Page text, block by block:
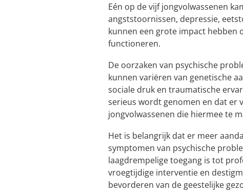
Eén op de vijf jongvolwassenen
angststoornissen, depressie,
kunnen een grote impact hebben
functioneren.
De oorzaken van psychische
kunnen variëren van genetische
sociale druk en traumatische
serieus wordt genomen en dat er
jongvolwassenen die hiermee te
Het is belangrijk dat er meer
symptomen van psychische
laagdrempelige toegang is tot
vroegtijdige interventie en
bevorderen van de geestelijke